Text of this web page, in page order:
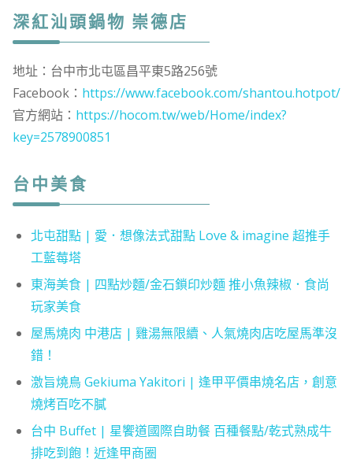
深紅汕頭鍋物 崇德店
地址：台中市北屯區昌平東5路256號
Facebook： https://www.facebook.com/shantou.hotpot/
官方網站： https://hocom.tw/web/Home/index?
key=2578900851
台中美食
北屯甜點 | 愛．想像法式甜點 Love & imagine 超推手
工藍莓塔
東海美食 | 四點炒麵/金石鎖印炒麵 推小魚辣椒．食尚
玩家美食
屋馬燒肉 中港店 | 雞湯無限續、人氣燒肉店吃屋馬準沒
錯！
激旨燒鳥 Gekiuma Yakitori | 逢甲平價串燒名店，創意
燒烤百吃不膩
台中 Buffet | 星饗道國際自助餐 百種餐點/乾式熟成牛
排吃到飽！近逢甲商圈